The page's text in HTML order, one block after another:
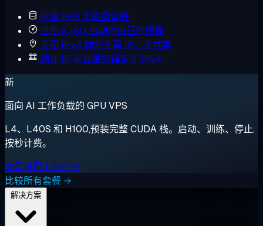
存储 VPS 大磁盘套餐
自定义 ISO 启动你自己的镜像
专用 IPv4 你的专属 IP，不共享
额外 IP 每台服务器多个 IPv4
新
面向 AI 工作负载的 GPU VPS
L4、L40S 和 H100,预装完整 CUDA 栈。启动、训练、停止,
按秒计费。
免费试用 1 小时 →
比较所有套餐 →